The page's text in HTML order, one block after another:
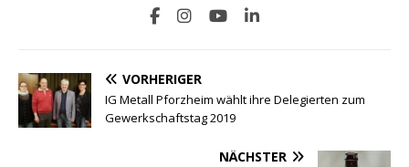
VORHERIGER
IG Metall Pforzheim wählt ihre Delegierten zum
Gewerkschaftstag 2019
NÄCHSTER